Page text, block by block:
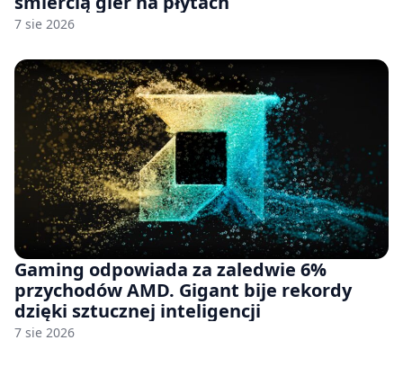
7 sie 2026
Gaming odpowiada za zaledwie 6%
przychodów AMD. Gigant bije rekordy
dzięki sztucznej inteligencji
7 sie 2026